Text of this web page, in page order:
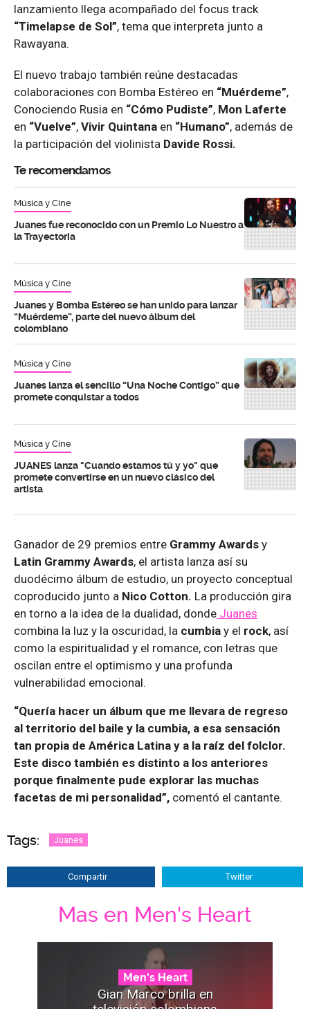
lanzamiento llega acompañado del focus track
“Timelapse de Sol”, tema que interpreta junto a
Rawayana.
El nuevo trabajo también reúne destacadas
colaboraciones con Bomba Estéreo en “Muérdeme”,
Conociendo Rusia en “Cómo Pudiste”, Mon Laferte
en “Vuelve”, Vivir Quintana en “Humano”, además de
la participación del violinista Davide Rossi.
Te recomendamos
Música y Cine
Juanes fue reconocido con un Premio Lo Nuestro a
la Trayectoria
Música y Cine
Juanes y Bomba Estéreo se han unido para lanzar
“Muérdeme”, parte del nuevo álbum del
colombiano
Música y Cine
Juanes lanza el sencillo “Una Noche Contigo” que
promete conquistar a todos
Música y Cine
JUANES lanza "Cuando estamos tú y yo" que
promete convertirse en un nuevo clásico del
artista
Ganador de 29 premios entre Grammy Awards y
Latin Grammy Awards, el artista lanza así su
duodécimo álbum de estudio, un proyecto conceptual
coproducido junto a Nico Cotton. La producción gira
en torno a la idea de la dualidad, donde Juanes
combina la luz y la oscuridad, la cumbia y el rock, así
como la espiritualidad y el romance, con letras que
oscilan entre el optimismo y una profunda
vulnerabilidad emocional.
“Quería hacer un álbum que me llevara de regreso
al territorio del baile y la cumbia, a esa sensación
tan propia de América Latina y a la raíz del folclor.
Este disco también es distinto a los anteriores
porque finalmente pude explorar las muchas
facetas de mi personalidad”, comentó el cantante.
Tags: Juanes
Compartir Twitter
Mas en Men's Heart
Men's Heart
Gian Marco brilla en